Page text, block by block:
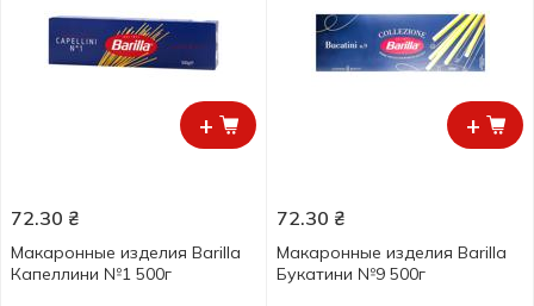
+
72.30 ₴
Макаронные изделия Barilla
Капеллини №1 500г
+
72.30 ₴
Макаронные изделия Barillа
Букатини №9 500г